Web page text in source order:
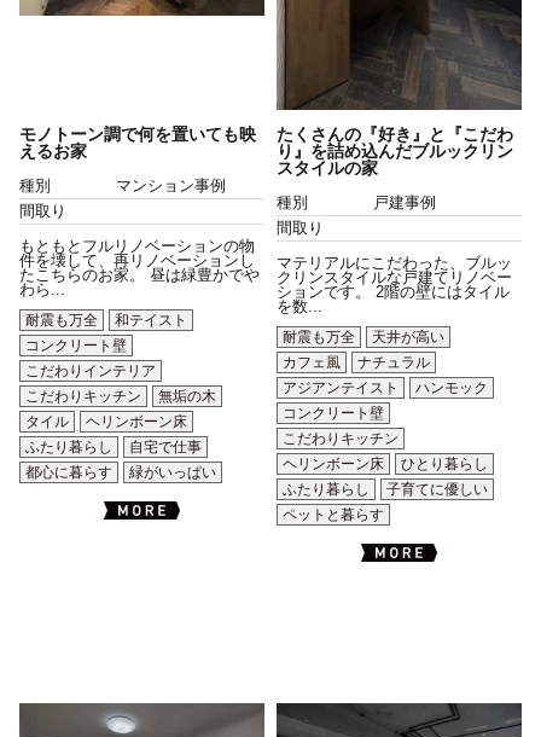
モノトーン調で何を置いても映
えるお家
種別
マンション事例
間取り
もともとフルリノベーションの物
件を壊して、再リノベーションし
たこちらのお家。 昼は緑豊かでや
わら...
耐震も万全
和テイスト
コンクリート壁
こだわりインテリア
こだわりキッチン
無垢の木
タイル
ヘリンボーン床
ふたり暮らし
自宅で仕事
都心に暮らす
緑がいっぱい
たくさんの『好き』と『こだわ
り』を詰め込んだブルックリン
スタイルの家
種別
戸建事例
間取り
マテリアルにこだわった、ブルッ
クリンスタイルな戸建てリノベー
ションです。 2階の壁にはタイル
を数...
耐震も万全
天井が高い
カフェ風
ナチュラル
アジアンテイスト
ハンモック
コンクリート壁
こだわりキッチン
ヘリンボーン床
ひとり暮らし
ふたり暮らし
子育てに優しい
ペットと暮らす